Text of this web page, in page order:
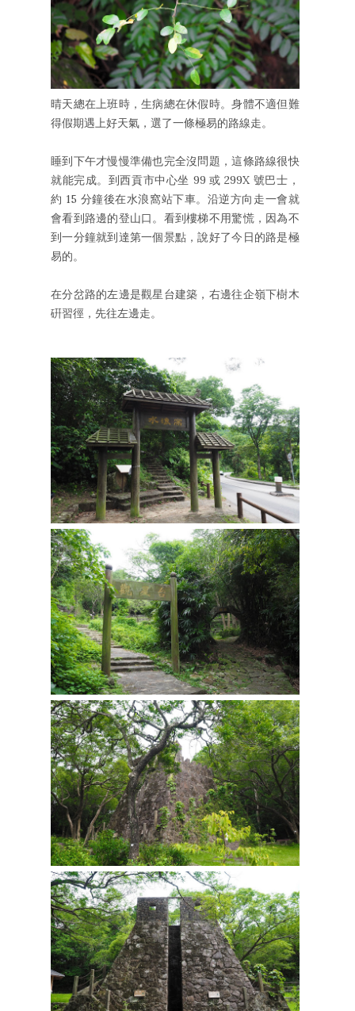
晴天總在上班時，生病總在休假時。身體不適但難
得假期遇上好天氣，選了一條極易的路線走。
睡到下午才慢慢準備也完全沒問題，這條路線很快
就能完成。到西貢市中心坐 99 或 299X 號巴士，
約 15 分鐘後在水浪窩站下車。沿逆方向走一會就
會看到路邊的登山口。看到樓梯不用驚慌，因為不
到一分鐘就到達第一個景點，說好了今日的路是極
易的。
在分岔路的左邊是觀星台建築，右邊往企嶺下樹木
硏習徑，先往左邊走。